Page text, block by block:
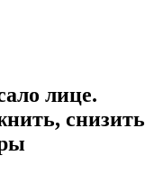
лице.
снизить